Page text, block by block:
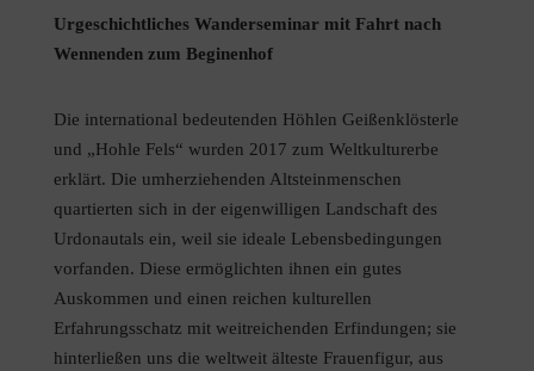
Urgeschichtliches Wanderseminar mit Fahrt nach
Wennenden zum Beginenhof
Die international bedeutenden Höhlen Geißenklösterle
und „Hohle Fels“ wurden 2017 zum Weltkulturerbe
erklärt. Die umherziehenden Altsteinmenschen
quartierten sich in der eigenwilligen Landschaft des
Urdonautals ein, weil sie ideale Lebensbedingungen
vorfanden. Diese ermöglichten ihnen ein gutes
Auskommen und einen reichen kulturellen
Erfahrungsschatz mit weitreichenden Erfindungen; sie
hinterließen uns die weltweit älteste Frauenfigur, aus